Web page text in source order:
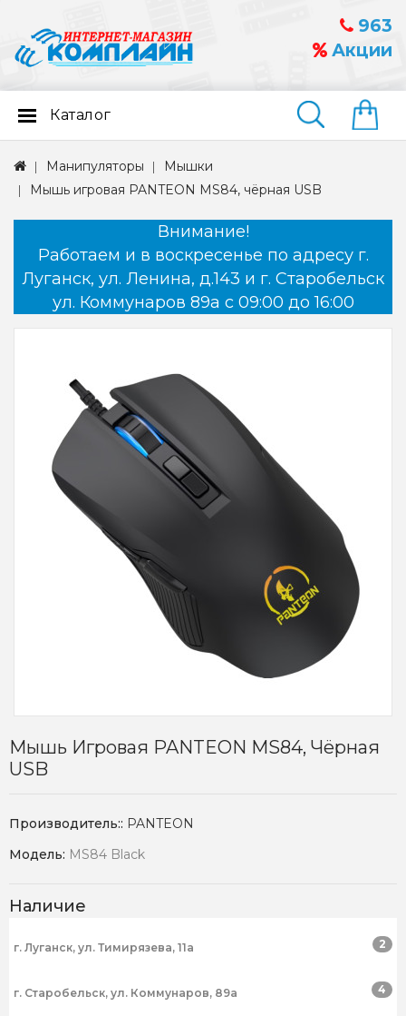
963
Акции
Найти
Каталог
Манипуляторы
Мышки
Мышь игровая PANTEON MS84, чёрная USB
Внимание!
Работаем и в воскресенье по адресу г.
Луганск, ул. Ленина, д.143 и г. Старобельск
ул. Коммунаров 89а с 09:00 до 16:00
Мышь Игровая PANTEON MS84, Чёрная
USB
Производитель:: PANTEON
Модель: MS84 Black
Наличие
г. Луганск, ул. Тимирязева, 11а 2
г. Старобельск, ул. Коммунаров, 89а 4